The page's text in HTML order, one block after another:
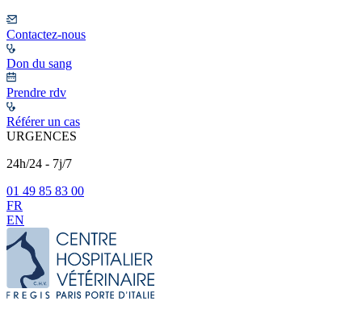
Contactez-nous
Don du sang
Prendre rdv
Référer un cas
URGENCES
24h/24 - 7j/7
01 49 85 83 00
FR
EN